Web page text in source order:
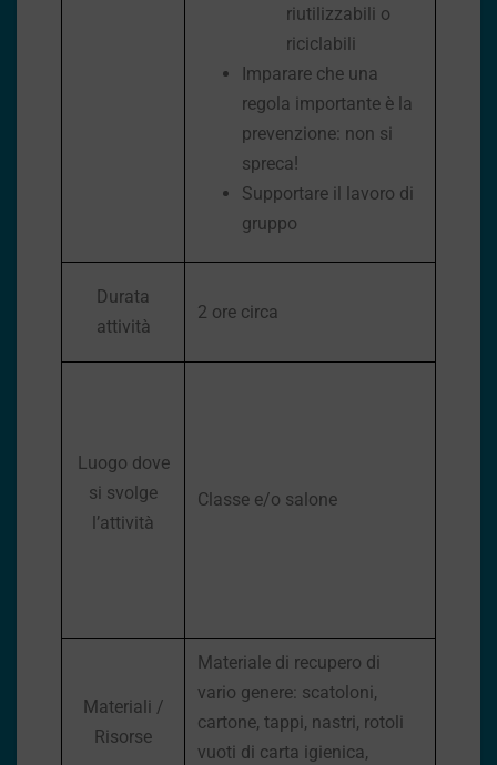
riutilizzabili o
riciclabili
Imparare che una
regola importante è la
prevenzione: non si
spreca!
Supportare il lavoro di
gruppo
Durata
attività
2 ore circa
Luogo dove
si svolge
l’attività
Classe e/o salone
Materiali /
Risorse
Materiale di recupero di
vario genere: scatoloni,
cartone, tappi, nastri, rotoli
vuoti di carta igienica,